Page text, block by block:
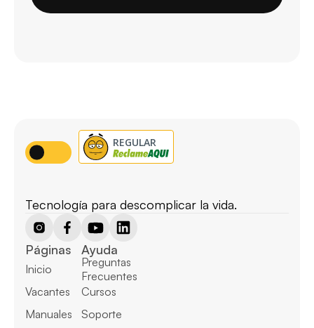
Tecnología para descomplicar la vida.
Páginas
Inicio
Vacantes
Manuales
Ayuda
Preguntas
Frecuentes
Cursos
Soporte